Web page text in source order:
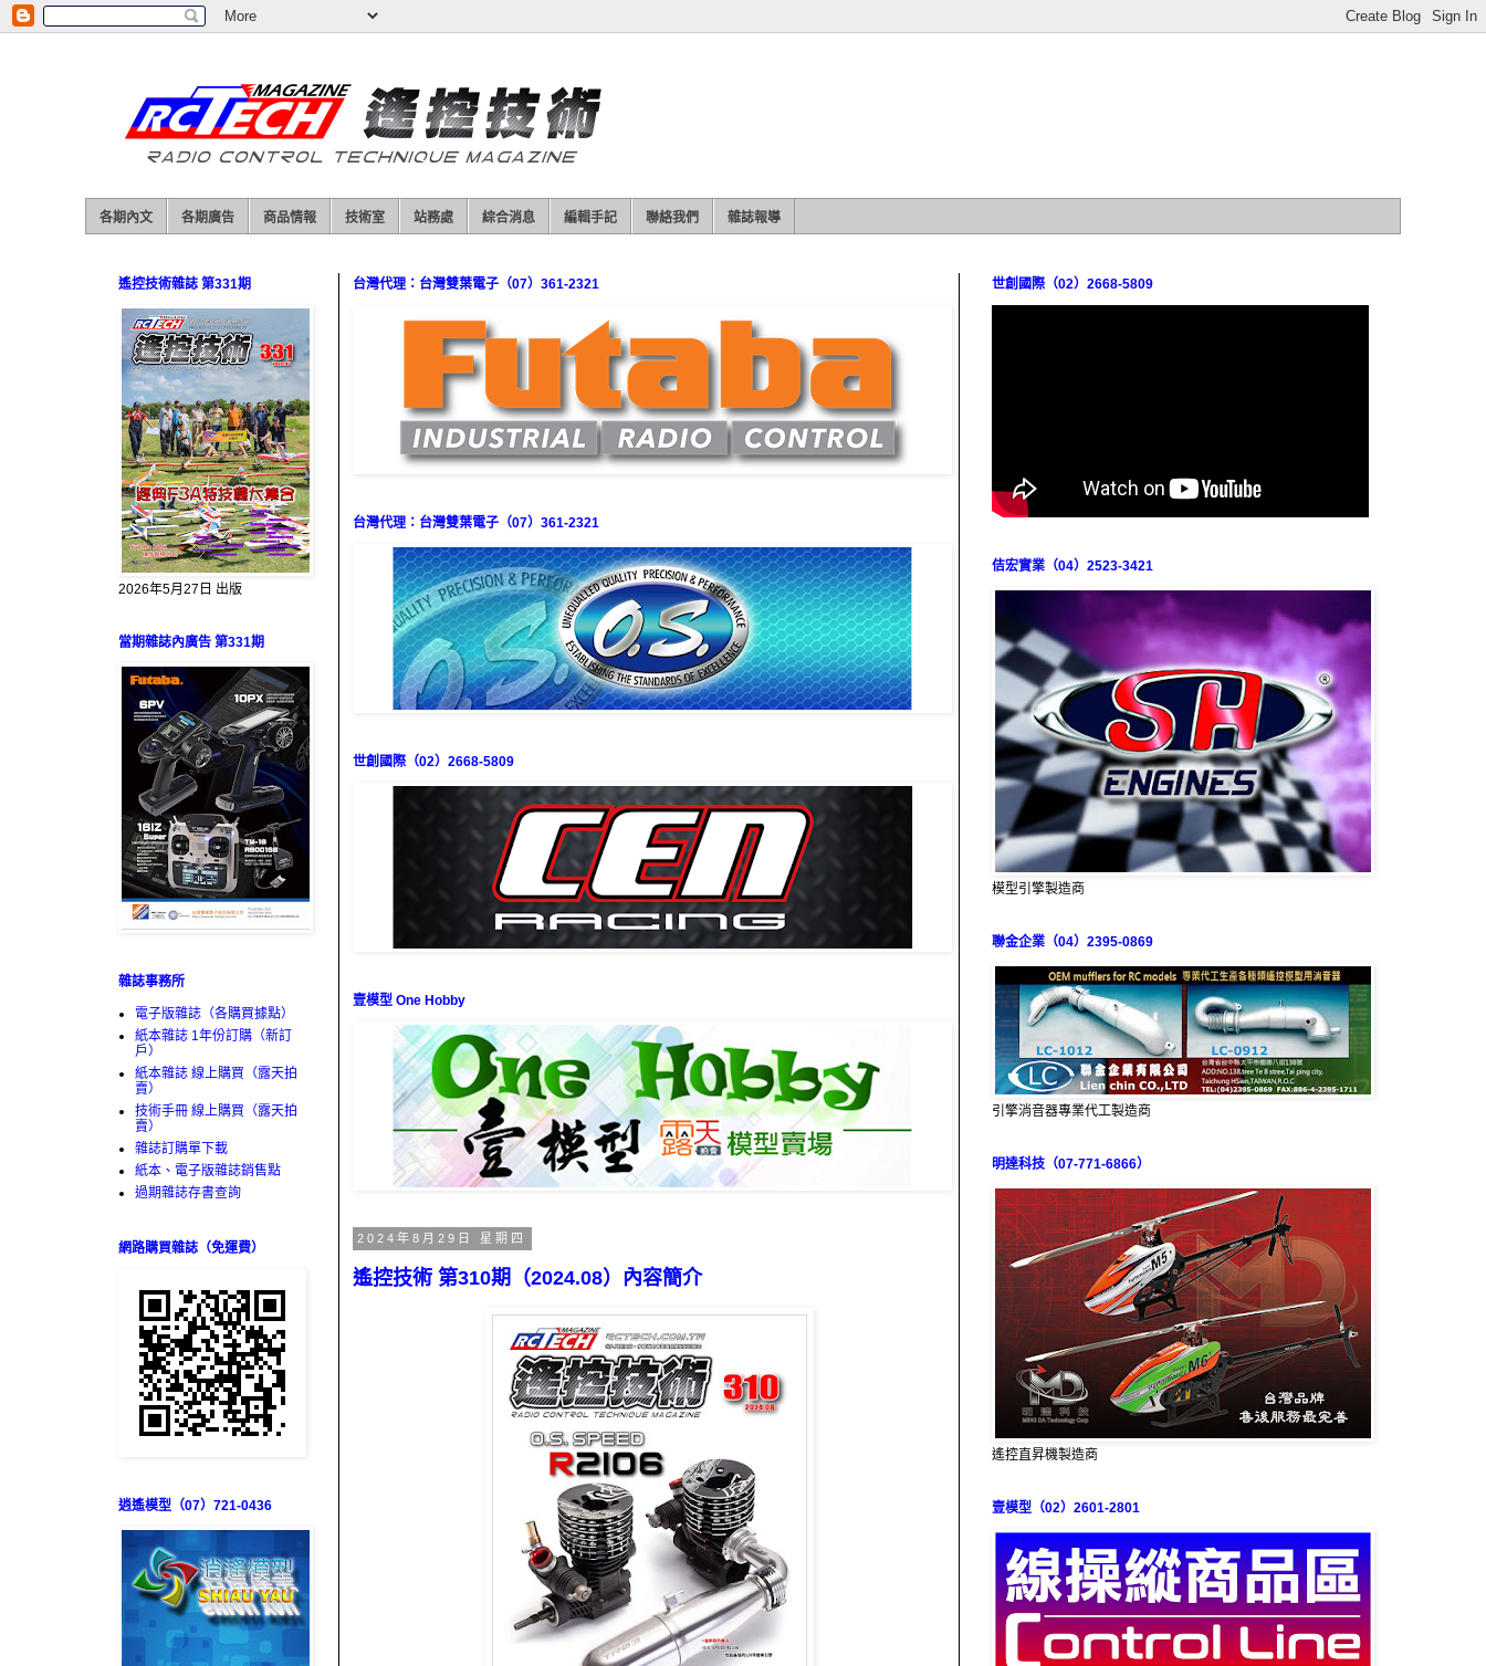
各期內文 各期廣告 商品情報 技術室 站務處 綜合消息 編輯手記 聯絡我們 雜誌報導
台灣代理：台灣雙葉電子（07）361-2321
台灣代理：台灣雙葉電子（07）361-2321
世創國際（02）2668-5809
壹模型 One Hobby
2024年8月29日 星期四
遙控技術 第310期（2024.08）內容簡介
遙控技術雜誌 第331期
2026年5月27日 出版
當期雜誌內廣告 第331期
雜誌事務所
電子版雜誌（各購買據點）
紙本雜誌 1年份訂購（新訂
戶）
紙本雜誌 線上購買（露天拍
賣）
技術手冊 線上購買（露天拍
賣）
雜誌訂購單下載
紙本、電子版雜誌銷售點
過期雜誌存書查詢
網路購買雜誌（免運費）
逍遙模型（07）721-0436
世創國際（02）2668-5809
佶宏實業（04）2523-3421
模型引擎製造商
聯金企業（04）2395-0869
引擎消音器專業代工製造商
明達科技（07-771-6866）
遙控直昇機製造商
壹模型（02）2601-2801